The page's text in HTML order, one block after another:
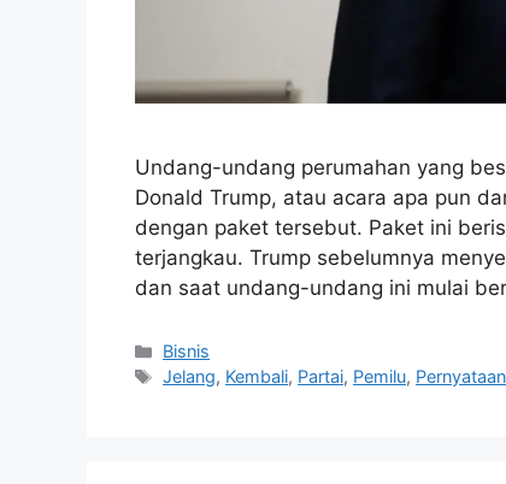
Undang-undang perumahan yang
Donald Trump, atau acara apa pun
dengan paket tersebut. Paket ini
terjangkau. Trump sebelumnya
dan saat undang-undang ini mulai
Kategori
Bisnis
Tag
Jelang, Kembali, Partai, Pemilu, Pernyataan